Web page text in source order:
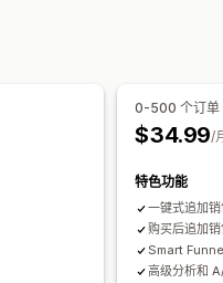
0-500 个订单
$34.99/
特色功能
一键式追加
购买后追加
Smart
高级分析和